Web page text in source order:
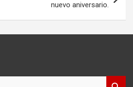
nuevo aniversario.